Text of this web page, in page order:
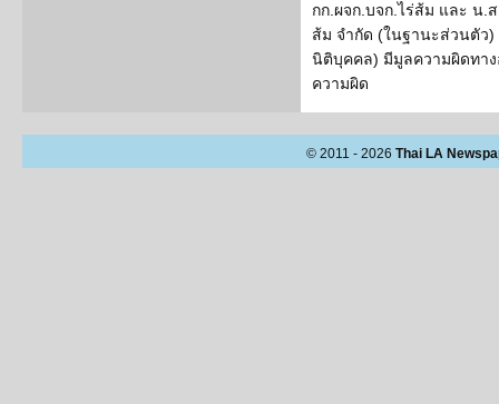
กก.ผจก.บจก.ไร่ส้ม และ น.
ส้ม จำกัด (ในฐานะส่วนตัว
นิติบุคคล) มีมูลความผิดทา
ความผิด
© 2011 - 2026 Thai LA